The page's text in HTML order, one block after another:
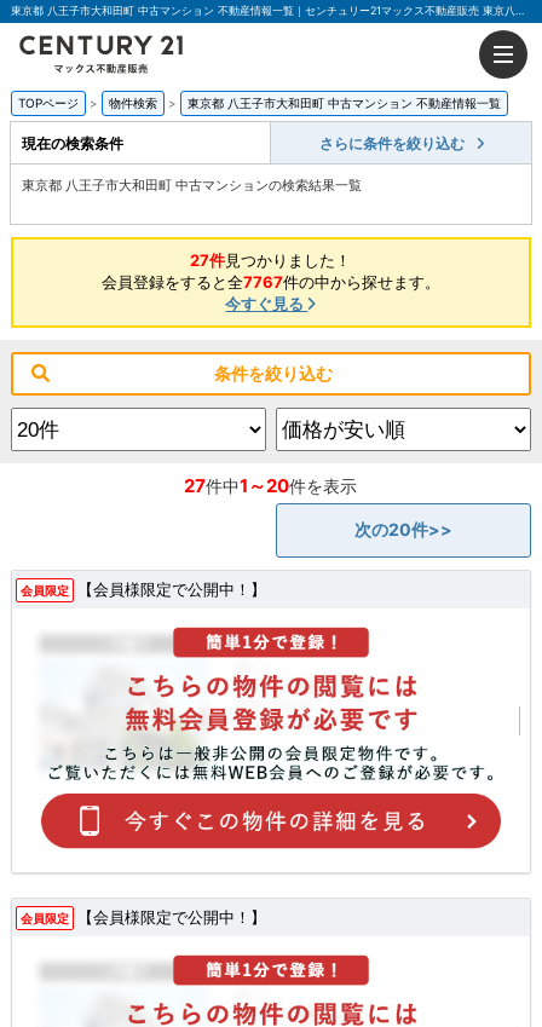
TOPページ 物件検索 東京都 八王子市大和田町 中古マンション 不動産情報一覧
現在の検索条件 さらに条件を絞り込む
東京都 八王子市大和田町 中古マンションの検索結果一覧
27件見つかりました！
会員登録をすると全7767件の中から探せます。
今すぐ見る
条件を絞り込む
27件中1～20件を表示
次の20件>>
会員限定 【会員様限定で公開中！】
会員限定 【会員様限定で公開中！】